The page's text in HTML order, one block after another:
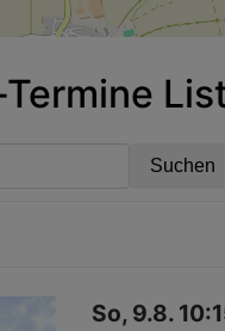
So, 9.8.